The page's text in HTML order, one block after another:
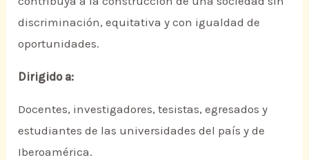
discriminación, equitativa y con igualdad de
oportunidades.
Dirigido a:
Docentes, investigadores, tesistas, egresados y
estudiantes de las universidades del país y de
Iberoamérica.